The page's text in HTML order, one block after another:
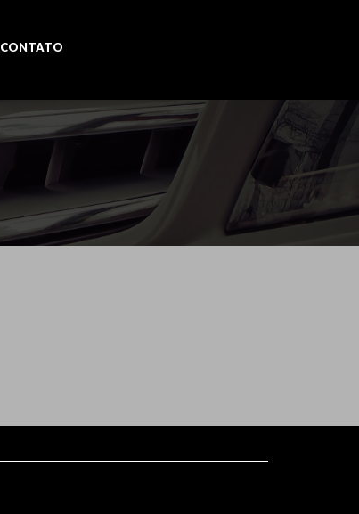
CONTATO